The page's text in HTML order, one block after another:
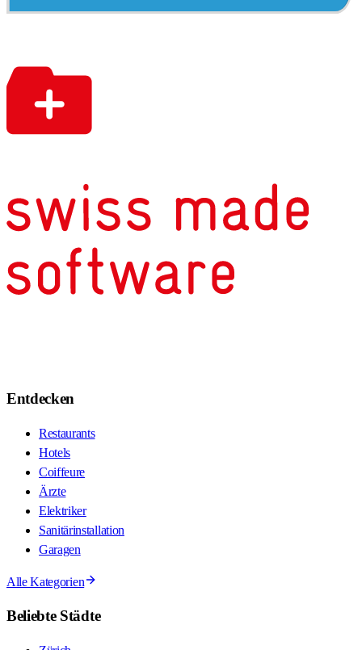
Entdecken
Restaurants
Hotels
Coiffeure
Ärzte
Elektriker
Sanitärinstallation
Garagen
Alle Kategorien
Beliebte Städte